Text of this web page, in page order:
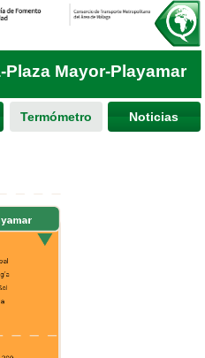
Plaza Mayor-Playamar
Termómetro Noticias